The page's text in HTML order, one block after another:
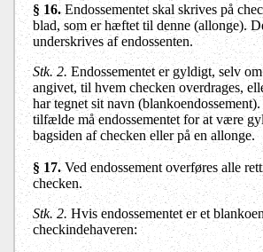
§ 16.Endossementet skal skrives på
blad, som er hæftet til denne (allonge).
underskrives af endossenten.
Stk. 2. Endossementet er gyldigt, selv
angivet, til hvem checken overdrages,
har tegnet sit navn
tilfælde må endossementet for at være
bagsiden af checken eller på en allonge.
§ 17.Ved endossement overføres alle
checken.
Stk. 2. Hvis endossementet er et
checkindehaveren: